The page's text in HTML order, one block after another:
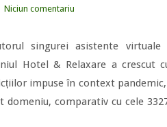
Niciun comentariu
singurei asistente virtuale
Hotel & Relaxare a crescut
impuse în context
domeniu, comparativ cu cele